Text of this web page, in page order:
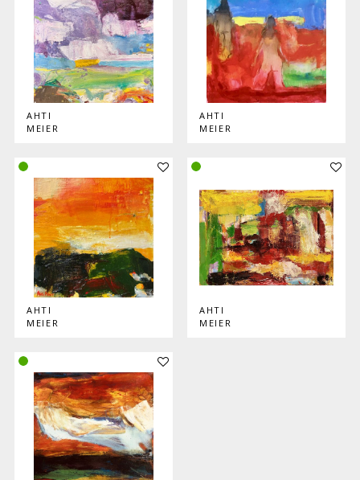
AHTI
MEIER
AHTI
MEIER
Lisää teos kokoelmaan
AHTI
MEIER
Lisää
AHTI
MEIER
Lisää teos kokoelmaan